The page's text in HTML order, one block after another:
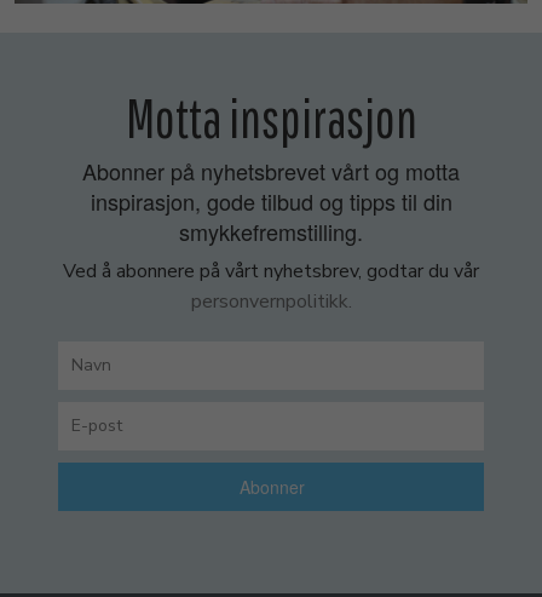
Motta inspirasjon
Abonner på nyhetsbrevet vårt og motta
inspirasjon, gode tilbud og tipps til din
smykkefremstilling.
Ved å abonnere på vårt nyhetsbrev, godtar du vår
personvernpolitikk.
Abonner